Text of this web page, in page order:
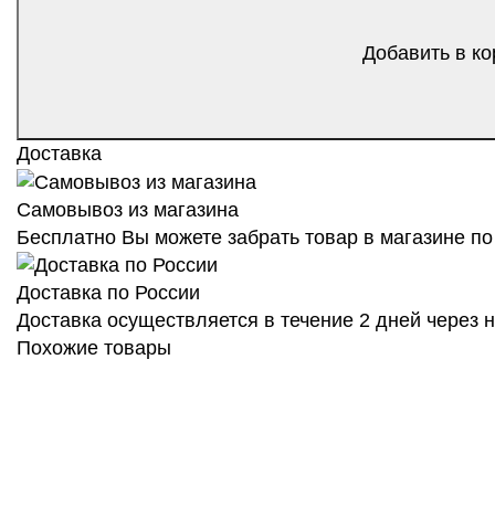
Добавить в
Доставка
Самовывоз из магазина
Бесплатно Вы можете забрать товар в магазине
Доставка по России
Доставка осуществляется в течение 2 дней
Похожие товары